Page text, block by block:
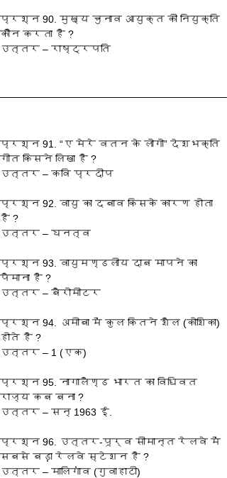
प्रश्‍न 90. मुख्य चुनाव आयुक्त की नियुक्ति
कौन करता है ?
उत्तर – राष्ट्रपति
प्रश्‍न 91. “ए मेरे वतन के लोगो” देशभक्ति
गीत किसने लिखा है ?
उत्तर – कवि प्रदीप
प्रश्‍न 92. वायु का दबाव किसके कारण होता
है ?
उत्तर – घनत्व
प्रश्‍न 93. वायुमण्डलीय दाब मापने का
पैमाना है ?
उत्तर – बैरोमीटर
प्रश्‍न 94. अमीबा में कुल कितने शैल (कोशिका)
होते है ?
उत्तर – 1 (एक)
प्रश्‍न 95. नागालैण्ड भारत का विधिवत
राज्य कब बना ?
उत्तर – सन् 1963 ई.
प्रश्‍न 96. उत्तर-पूर्व सीमान्त रेलवे में
सबसे बड़ा रेलवे स्टेशन है ?
उत्तर – मालिगांव (गुवाहाटी)